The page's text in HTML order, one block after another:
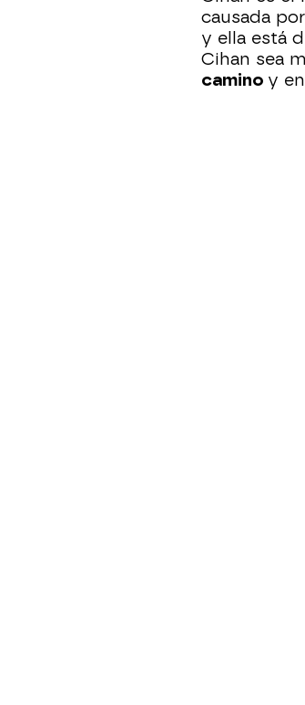
causada
y ella está
Cihan sea
camino y